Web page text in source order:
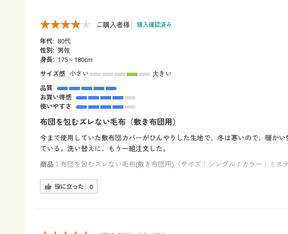
ご購入者様 購入確認済み
年代: 80代
性別: 男性
身長: 175～180cm
サイズ感 小さい
大きい
品質
お買い得感
使いやすさ
布団を包むズレない毛布（敷き布団用）
今まで使用していた敷布団カバーがひんやりした生地で、冬は寒いので、暖か
ている。洗い替えに、もう一組注文した。
商品： 布団を包むズレない毛布(敷き布団用)（サイズ：シングル / カラー：ミス
役に立った 0